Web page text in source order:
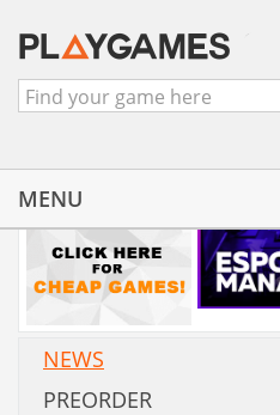
MENU
NEWS
PREORDER